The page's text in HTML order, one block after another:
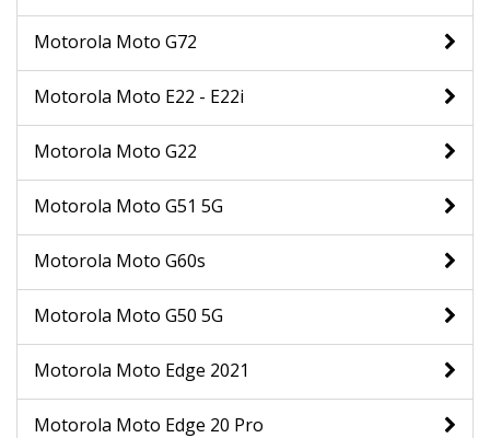
Motorola Moto G72
Motorola Moto E22 - E22i
Motorola Moto G22
Motorola Moto G51 5G
Motorola Moto G60s
Motorola Moto G50 5G
Motorola Moto Edge 2021
Motorola Moto Edge 20 Pro